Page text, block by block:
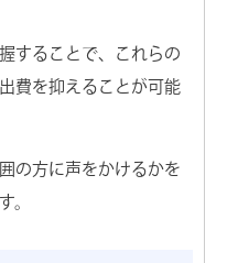
することで、これらの
費を抑えることが可能
の方に声をかけるかを
。